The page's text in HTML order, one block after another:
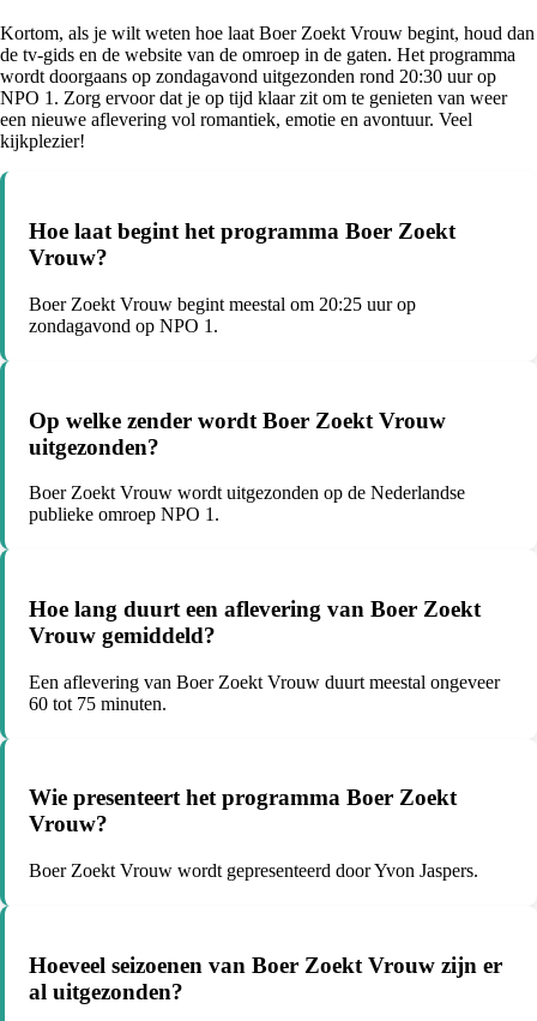
Kortom, als je wilt weten hoe laat Boer Zoekt Vrouw begint, houd dan
de tv-gids en de website van de omroep in de gaten. Het programma
wordt doorgaans op zondagavond uitgezonden rond 20:30 uur op
NPO 1. Zorg ervoor dat je op tijd klaar zit om te genieten van weer
een nieuwe aflevering vol romantiek, emotie en avontuur. Veel
kijkplezier!
Hoe laat begint het programma Boer Zoekt
Vrouw?
Boer Zoekt Vrouw begint meestal om 20:25 uur op
zondagavond op NPO 1.
Op welke zender wordt Boer Zoekt Vrouw
uitgezonden?
Boer Zoekt Vrouw wordt uitgezonden op de Nederlandse
publieke omroep NPO 1.
Hoe lang duurt een aflevering van Boer Zoekt
Vrouw gemiddeld?
Een aflevering van Boer Zoekt Vrouw duurt meestal ongeveer
60 tot 75 minuten.
Wie presenteert het programma Boer Zoekt
Vrouw?
Boer Zoekt Vrouw wordt gepresenteerd door Yvon Jaspers.
Hoeveel seizoenen van Boer Zoekt Vrouw zijn er
al uitgezonden?